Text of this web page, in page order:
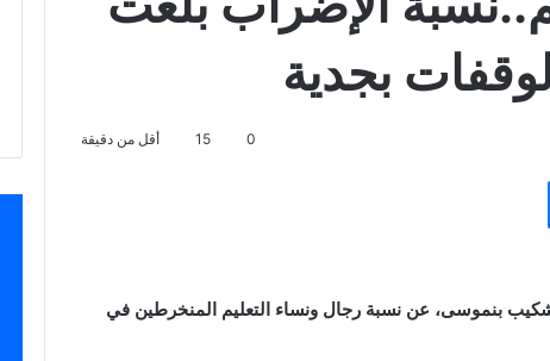
0
15 أقل من دقيقة
ماسنجر
شكيب بنموسى، عن نسبة رجال ونساء التعليم المنخرطين في